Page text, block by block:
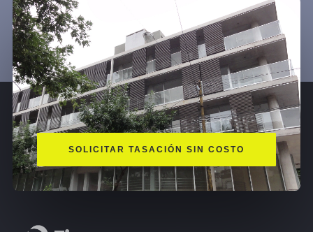
SOLICITAR TASACIÓN SIN COSTO